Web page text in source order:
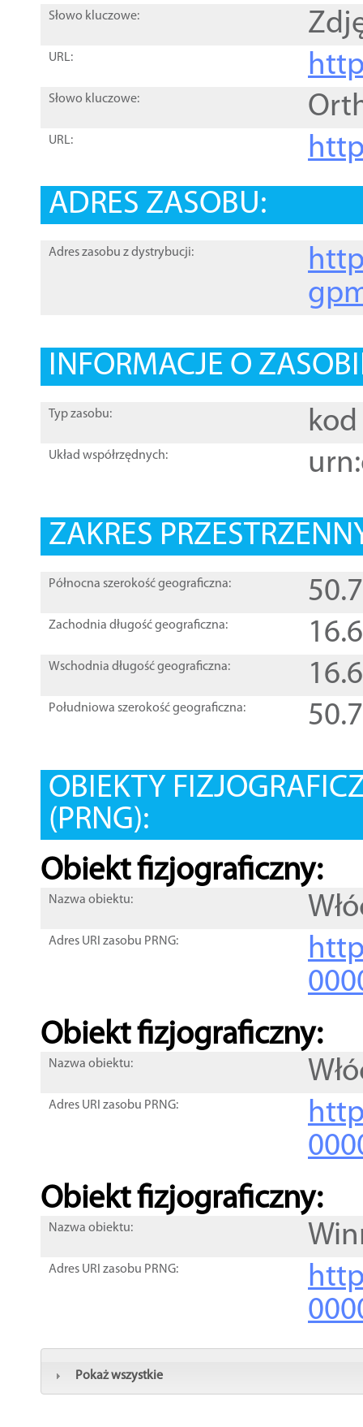
Słowo kluczowe:
URL:
Słowo kluczowe:
URL:
ADRES ZASOBU:
Adres zasobu z dystrybucji:
INFORMACJE O
Typ zasobu: kod
Układ współrzędnych:
ZAKRES
Północna szerokość geograficzna:
Zachodnia długość geograficzna:
Wschodnia długość geograficzna:
Południowa szerokość geograficzna:
OBIEKTY
(PRNG):
Obiekt fizjograficzny:
Nazwa obiektu:
Adres URI zasobu PRNG:
Obiekt fizjograficzny:
Nazwa obiektu:
Adres URI zasobu PRNG:
Obiekt fizjograficzny:
Nazwa obiektu:
Adres URI zasobu PRNG:
Pokaż wszystkie